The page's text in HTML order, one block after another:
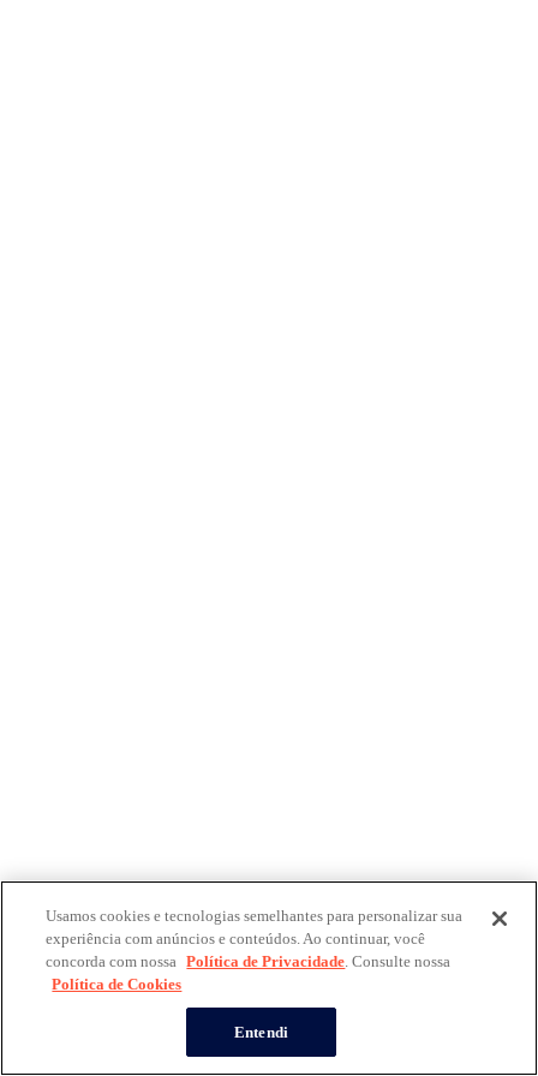
Usamos cookies e tecnologias semelhantes para personalizar sua
experiência com anúncios e conteúdos. Ao continuar, você
concorda com nossa Política de Privacidade. Consulte nossa
Política de Cookies
Entendi